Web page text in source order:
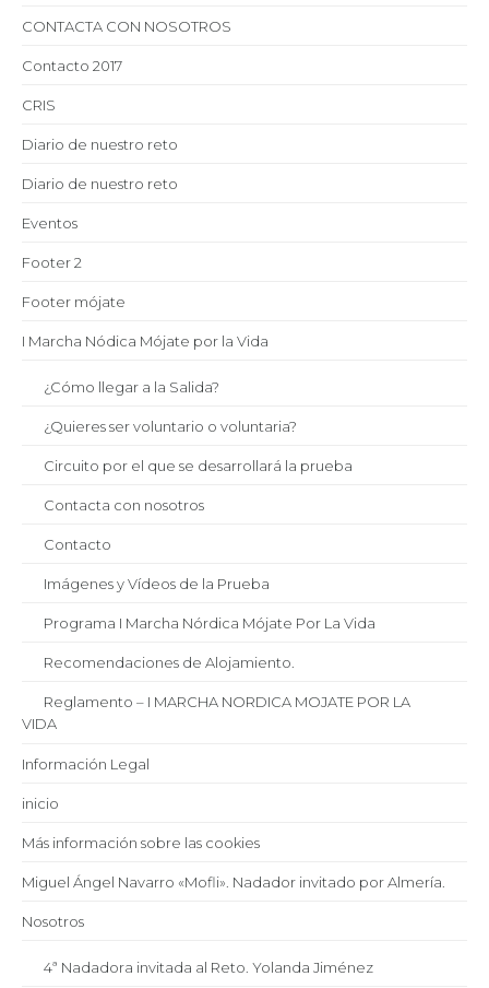
CONTACTA CON NOSOTROS
Contacto 2017
CRIS
Diario de nuestro reto
Diario de nuestro reto
Eventos
Footer 2
Footer mójate
I Marcha Nódica Mójate por la Vida
¿Cómo llegar a la Salida?
¿Quieres ser voluntario o voluntaria?
Circuito por el que se desarrollará la prueba
Contacta con nosotros
Contacto
Imágenes y Vídeos de la Prueba
Programa I Marcha Nórdica Mójate Por La Vida
Recomendaciones de Alojamiento.
Reglamento – I MARCHA NORDICA MOJATE POR LA
VIDA
Información Legal
inicio
Más información sobre las cookies
Miguel Ángel Navarro «Mofli». Nadador invitado por Almería.
Nosotros
4ª Nadadora invitada al Reto. Yolanda Jiménez